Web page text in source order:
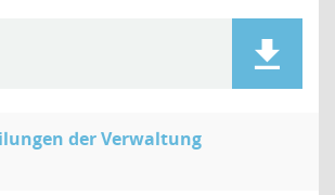
der Verwaltung